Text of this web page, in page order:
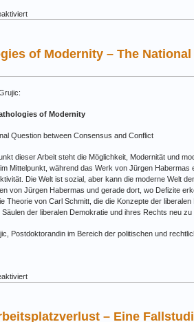
für
guter
–
und
Perspektiven
of Modernity – The
of Modernity
Question between Consensus and Conflict
dieser Arbeit steht die Möglichkeit, Modernität und
im Mittelpunkt, während das Werk von Jürgen
Die Welt ist sozial, aber kann die moderne Welt
von Jürgen Habermas und gerade dort, wo Defizite
Theorie von Carl Schmitt, die die Konzepte der
Säulen der liberalen Demokratie und ihres Rechts neu zu
Postdoktorandin im Bereich der politischen und
für
Pathologies
– Eine